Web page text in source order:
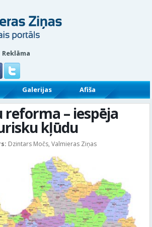
Reklāma
Galerijas
Afiša
reforma – iespēja
kļūdu
Dzintars Močs, Valmieras Ziņas